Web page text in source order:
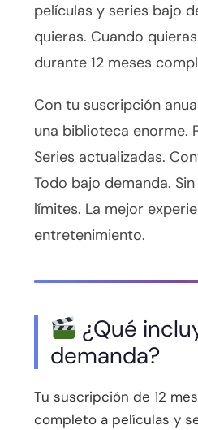
películas y series bajo
quieras. Cuando
durante 12 meses
Con tu suscripción
una biblioteca enorme.
Series actualizadas.
Todo bajo demanda.
límites. La mejor
entretenimiento.
¿Qué
demanda?
Tu suscripción de 12
completo a películas y